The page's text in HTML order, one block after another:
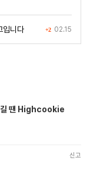
+2 02.15
입니다
길 땐 Highcookie
신고